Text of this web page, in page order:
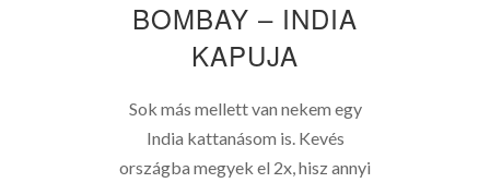
BOMBAY – INDIA
KAPUJA
Sok más mellett van nekem egy
India kattanásom is. Kevés
országba megyek el 2x, hisz annyi